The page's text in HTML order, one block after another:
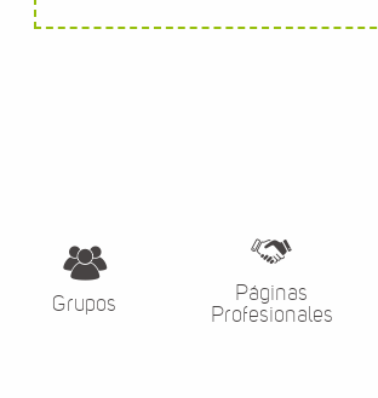
Grupos
Páginas
Profesionales